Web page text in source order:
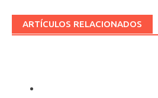
ARTÍCULOS RELACIONADOS